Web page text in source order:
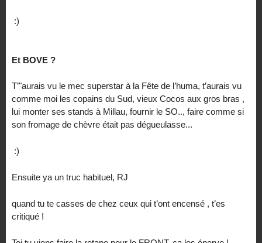
:)
Et BOVE ?
T’"aurais vu le mec superstar à la Fête de l’huma, t’aurais vu
comme moi les copains du Sud, vieux Cocos aux gros bras ,
lui monter ses stands à Millau, fournir le SO.., faire comme si
son fromage de chèvre était pas dégueulasse...
:)
Ensuite ya un truc habituel, RJ
quand tu te casses de chez ceux qui t’ont encensé , t’es
critiqué !